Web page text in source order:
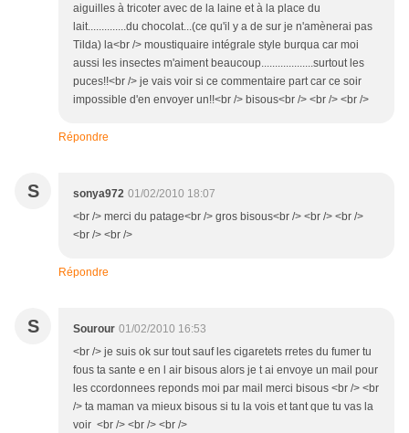
aiguilles à tricoter avec de la laine et à la place du
lait..............du chocolat...(ce qu'il y a de sur je n'amènerai pas
Tilda) la<br /> moustiquaire intégrale style burqua car moi
aussi les insectes m'aiment beaucoup...................surtout les
puces!!<br /> je vais voir si ce commentaire part car ce soir
impossible d'en envoyer un!!<br /> bisous<br /> <br /> <br />
Répondre
S sonya972 01/02/2010 18:07
<br /> merci du patage<br /> gros bisous<br /> <br /> <br />
<br /> <br />
Répondre
S Sourour 01/02/2010 16:53
<br /> je suis ok sur tout sauf les cigaretets rretes du fumer tu
fous ta sante e en l air bisous alors je t ai envoye un mail pour
les ccordonnees reponds moi par mail merci bisous <br /> <br
/> ta maman va mieux bisous si tu la vois et tant que tu vas la
voir <br /> <br /> <br />